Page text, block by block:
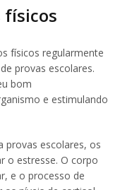
físicos
físicos regularmente
provas escolares.
bom
e estimulando
provas escolares, os
o estresse. O corpo
e o processo de